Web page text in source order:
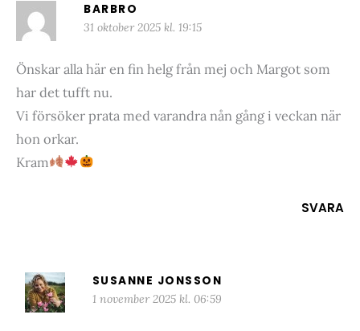
BARBRO
31 oktober 2025 kl. 19:15
Önskar alla här en fin helg från mej och Margot som
har det tufft nu.
Vi försöker prata med varandra nån gång i veckan när
hon orkar.
Kram
SVARA
SUSANNE JONSSON
1 november 2025 kl. 06:59